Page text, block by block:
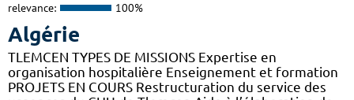
relevance: 100%
Algérie
TLEMCEN TYPES DE MISSIONS Expertise en
organisation hospitalière Enseignement et formation
PROJETS EN COURS Restructuration du service des